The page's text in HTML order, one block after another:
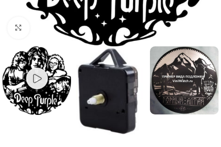
Нажмите, чтобы увеличить